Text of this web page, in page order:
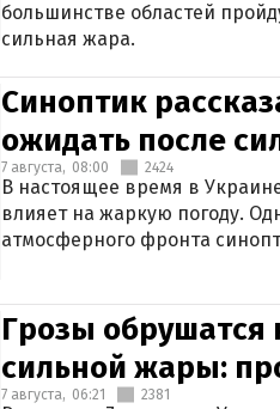
большинстве областей
сильная жара.
Синоптик
ожидать после
7 августа, 08:00 2424
В настоящее время в
влияет на жаркую погоду.
атмосферного фронта
Грозы обрушатся
сильной жары:
7 августа, 06:21 2381